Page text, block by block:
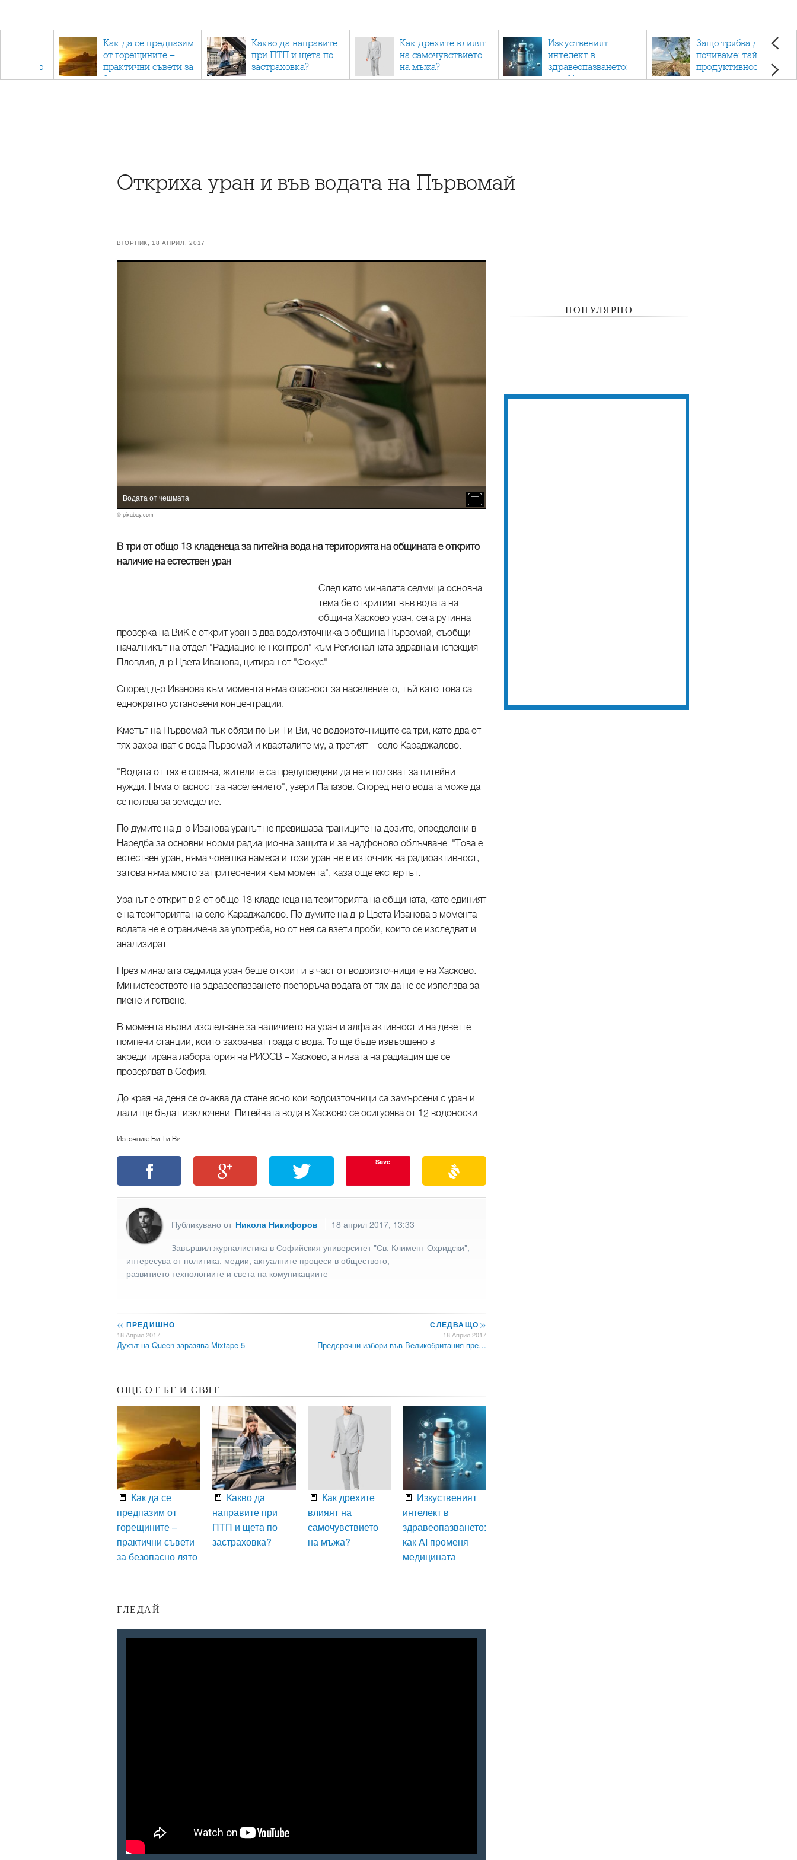
отново
Как да се предпазим
от горещините –
практични съвети за
безопасно лято
Какво да направите
при ПТП и щета по
застраховка?
Как дрехите влияят
на самочувствието
на мъжа?
Изкуственият
интелект в
здравеопазването:
как AI променя
Защо трябва да си
почиваме: тайната на
продуктивността,
здравето и добрия
Откриха уран и във водата на Първомай
ВТОРНИК, 18 АПРИЛ, 2017
Водата от чешмата
© pixabay.com
В три от общо 13 кладенеца за питейна вода на територията на общината е открито
наличие на естествен уран
След като миналата седмица основна
тема бе откритият във водата на
община Хасково уран, сега рутинна
проверка на ВиК е открит уран в два водоизточника в община Първомай, съобщи
началникът на отдел "Радиационен контрол" към Регионалната здравна инспекция -
Пловдив, д-р Цвета Иванова, цитиран от "Фокус".
Според д-р Иванова към момента няма опасност за населението, тъй като това са
еднократно установени концентрации.
Кметът на Първомай пък обяви по Би Ти Ви, че водоизточниците са три, като два от
тях захранват с вода Първомай и кварталите му, а третият – село Караджалово.
"Водата от тях е спряна, жителите са предупредени да не я ползват за питейни
нужди. Няма опасност за населението", увери Папазов. Според него водата може да
се ползва за земеделие.
По думите на д-р Иванова уранът не превишава границите на дозите, определени в
Наредба за основни норми радиационна защита и за надфоново облъчване. "Това е
естествен уран, няма човешка намеса и този уран не е източник на радиоактивност,
затова няма място за притеснения към момента", каза още експертът.
Уранът е открит в 2 от общо 13 кладенеца на територията на общината, като единият
е на територията на село Караджалово. По думите на д-р Цвета Иванова в момента
водата не е ограничена за употреба, но от нея са взети проби, които се изследват и
анализират.
През миналата седмица уран беше открит и в част от водоизточниците на Хасково.
Министерството на здравеопазването препоръча водата от тях да не се използва за
пиене и готвене.
В момента върви изследване за наличието на уран и алфа активност и на деветте
помпени станции, които захранват града с вода. То ще бъде извършено в
акредитирана лаборатория на РИОСВ – Хасково, а нивата на радиация ще се
проверяват в София.
До края на деня се очаква да стане ясно кои водоизточници са замърсени с уран и
дали ще бъдат изключени. Питейната вода в Хасково се осигурява от 12 водоноски.
Източник: Би Ти Ви
Save
Публикувано от Никола Никифоров
18 април 2017, 13:33
Завършил журналистика в Софийския университет "Св. Климент Охридски",
интересува от политика, медии, актуалните процеси в обществото,
развитието технологиите и света на комуникациите
<< ПРЕДИШНО
18 Април 2017
Духът на Queen заразява Mixtape 5
СЛЕДВАЩО>>
18 Април 2017
Предсрочни избори във Великобритания пре…
ОЩЕ ОТ БГ И СВЯТ
Как да се
предпазим от
горещините –
практични съвети
за безопасно лято
Какво да
направите при
ПТП и щета по
застраховка?
Как дрехите
влияят на
самочувствието
на мъжа?
Изкуственият
интелект в
здравеопазването:
как AI променя
медицината
ГЛЕДАЙ
ПОПУЛЯРНО